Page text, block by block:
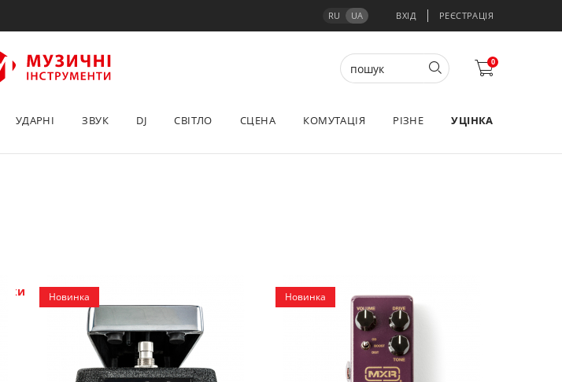
RU UA ВХІД РЕЄСТРАЦІЯ
0
УДАРНІ ЗВУК DJ СВІТЛО СЦЕНА КОМУТАЦІЯ РІЗНЕ УЦІНКА
Фото/відео
Новинка Новинка